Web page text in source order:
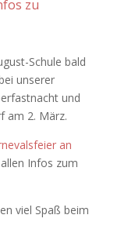
zu
Schule bald
unserer
und
am 2. März.
an
Infos zum
viel Spaß beim